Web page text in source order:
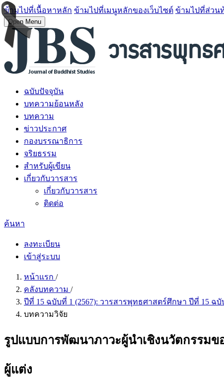
ข้ามไปที่เนื้อหาหลัก ข้ามไปที่เมนูหลักของเว็บไซต์ ข้ามไปที่ส่วน
Open Menu
ฉบับปัจจุบัน
บทความย้อนหลัง
บทความ
ข่าวประกาศ
กองบรรณาธิการ
จริยธรรม
สำหรับผู้เขียน
เกี่ยวกับวารสาร
เกี่ยวกับวารสาร
ติดต่อ
ค้นหา
ลงทะเบียน
เข้าสู่ระบบ
หน้าแรก /
คลังบทความ /
ปีที่ 15 ฉบับที่ 1 (2567): วารสารพุทธศาสตร์ศึกษา ปีที่ 15 ฉ
บทความวิจัย
รูปแบบการพัฒนาภาวะผู้นำเชิงนวัตกรรม
ผู้แต่ง